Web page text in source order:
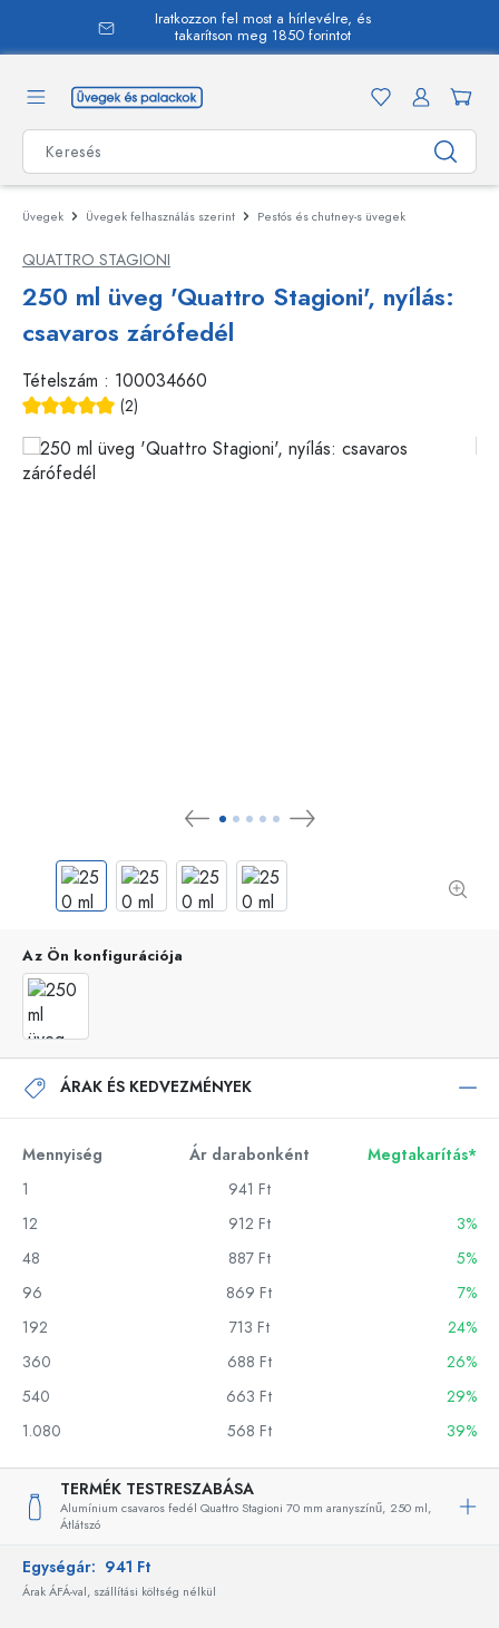
Iratkozzon fel most a hírlevélre, és
takarítson meg 1850 forintot
Üvegek Üvegek felhasználás szerint Pestós és chutney-s üvegek
QUATTRO STAGIONI
250 ml üveg 'Quattro Stagioni', nyílás:
csavaros zárófedél
Tételszám : 100034660
(2)
Az Ön konfigurációja
ÁRAK ÉS KEDVEZMÉNYEK
Mennyiség Ár darabonként
Megtakarítás*
1
941 Ft
12
912 Ft
3%
48
887 Ft
5%
96
869 Ft
7%
192
713 Ft
24%
360
688 Ft
26%
540
663 Ft
29%
1.080
568 Ft 39%
TERMÉK TESTRESZABÁSA
Alumínium csavaros fedél Quattro Stagioni 70 mm aranyszínű, 250 ml,
Átlátszó
Egységár: 941 Ft
Árak ÁFÁ-val, szállítási költség nélkül